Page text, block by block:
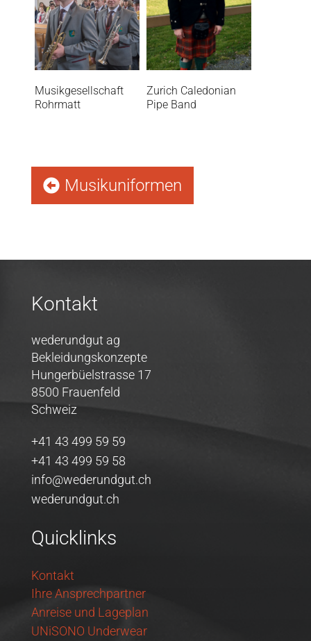
Musikgesellschaft
Rohrmatt
Zurich Caledonian
Pipe Band
Musikuniformen
Kontakt
wederundgut ag
Bekleidungskonzepte
Hungerbüelstrasse 17
8500 Frauenfeld
Schweiz
+41 43 499 59 59
+41 43 499 59 58
info@wederundgut.ch
wederundgut.ch
Quicklinks
Kontakt
Ihre Ansprechpartner
Anreise und Lageplan
UNiSONO Underwear